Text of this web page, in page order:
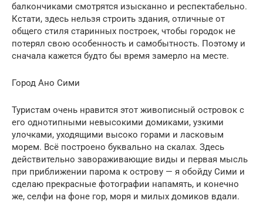
балкончиками смотрятся изысканно и респектабельно.
Кстати, здесь нельзя строить здания, отличные от
общего стиля старинных построек, чтобы городок не
потерял свою особенность и самобытность. Поэтому и
сначала кажется будто бы время замерло на месте.
Город Ано Сими
Туристам очень нравится этот живописный островок с
его однотипными невысокими домиками, узкими
улочками, уходящими высоко горами и ласковым
морем. Всё построено буквально на скалах. Здесь
действительно завораживающие виды и первая мысль
при приближении парома к острову — я обойду Сими и
сделаю прекрасные фотографии напамять, и конечно
же, селфи на фоне гор, моря и милых домиков вдали.